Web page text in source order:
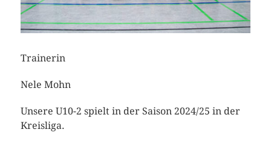
Trainerin
Nele Mohn
Unsere U10-2 spielt in der Saison 2024/25 in der
Kreisliga.